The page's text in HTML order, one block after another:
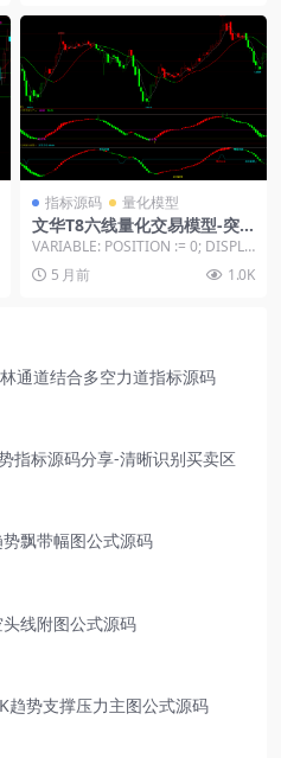
指标源码 量化模型
文华T8六线量化交易模型-突
破买入_反转做空多空信号
VARIABLE: POSITION := 0; DISPLA
Y_LEVEL :...
5 月前 1.0K
通道结合多空力道指标源码
指标源码分享-清晰识别买卖区
飘带幅图公式源码
线附图公式源码
趋势支撑压力主图公式源码